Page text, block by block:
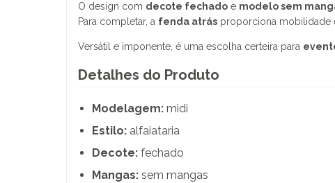
O design com decote fechado e modelo sem
Para completar, a fenda atrás proporciona mobilidade
Versátil e imponente, é uma escolha certeira para
Detalhes do Produto
Modelagem: midi
Estilo: alfaiataria
Decote: fechado
Mangas: sem mangas